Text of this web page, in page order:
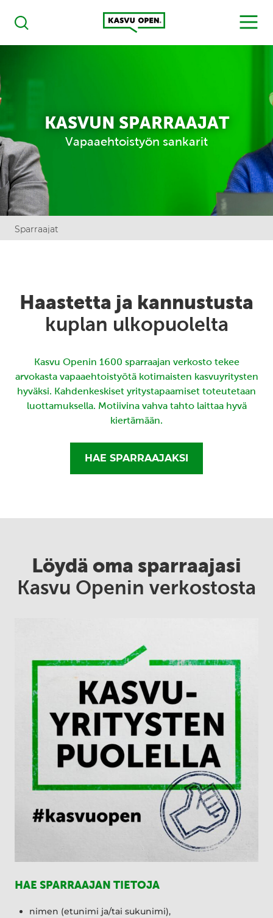
Haku
Kasvu Open
MENU
KASVUN SPARRAAJAT
Vapaaehtoistyön sankarit
Sparraajat
Haastetta ja kannustusta
kuplan ulkopuolelta
Kasvu Openin 1600 sparraajan verkosto tekee
arvokasta vapaaehtoistyötä kotimaisten kasvuyritysten
hyväksi. Kahdenkeskiset yritystapaamiset toteutetaan
luottamuksella. Motiivina vahva tahto laittaa hyvä
kiertämään.
HAE SPARRAAJAKSI
Löydä oma sparraajasi
Kasvu Openin verkostosta
HAE SPARRAAJAN TIETOJA
nimen (etunimi ja/tai sukunimi),